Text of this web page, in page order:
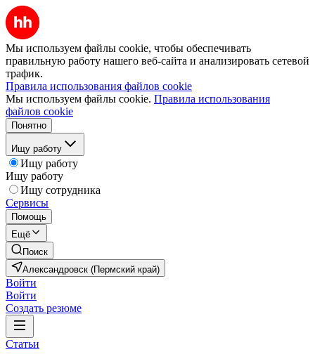
Мы используем файлы cookie, чтобы обеспечивать
правильную работу нашего веб-сайта и анализировать сетевой
трафик.
Правила использования файлов cookie
Мы используем файлы cookie. Правила использования
файлов cookie
Понятно
Ищу работу
Ищу работу
Ищу работу
Ищу сотрудника
Сервисы
Помощь
Ещё
Поиск
Александровск (Пермский край)
Войти
Войти
Создать резюме
Статьи